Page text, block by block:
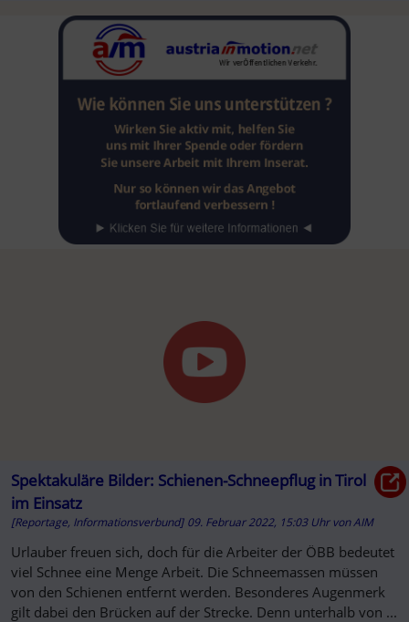
Spektakuläre Bilder: Schienen-Schneepflug in Tirol
im Einsatz
[Reportage, Informationsverbund] 09. Februar 2022, 15:03 Uhr vonAIM
Urlauber freuen sich, doch für die Arbeiter der ÖBB bedeutet
viel Schnee eine Menge Arbeit. Die Schneemassen müssen
von den Schienen entfernt werden. Besonderes Augenmerk
gilt dabei den Brücken auf der Strecke. Denn unterhalb von ...